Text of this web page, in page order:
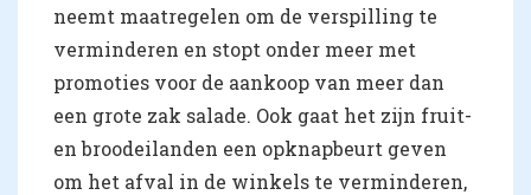
neemt maatregelen om de verspilling te
verminderen en stopt onder meer met
promoties voor de aankoop van meer dan
een grote zak salade. Ook gaat het zijn fruit-
en broodeilanden een opknapbeurt geven
om het afval in de winkels te verminderen,